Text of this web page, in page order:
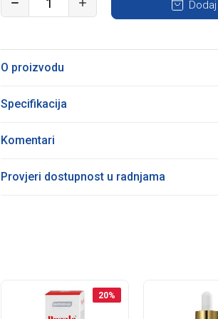
O proizvodu
Specifikacija
Komentari
Provjeri dostupnost u radnjama
20%